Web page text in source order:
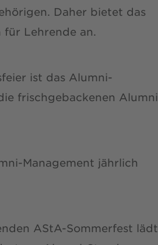
Daher bietet das
Lehrende an.
ist das Alumni-
frischgebackenen Alumni
Management jährlich
AStA-Sommerfest lädt